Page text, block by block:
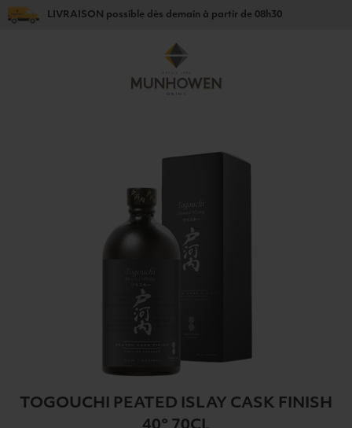
LIVRAISON possible dès demain à partir de 08h30
TOGOUCHI PEATED ISLAY CASK FINISH